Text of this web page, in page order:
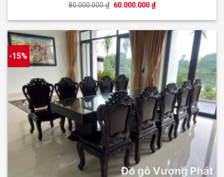
80.000.000₫ Giá
là:
60.000.000₫Giá
hiện
tại
60.000.000 ₫.
-15%